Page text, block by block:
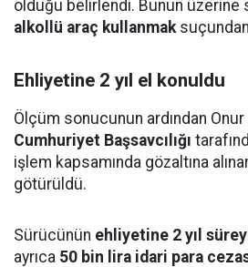
olduğu belirlendi. Bunun üzerine
alkollü araç kullanmaksuçundan
Ehliyetine 2 yıl el konuldu
Ölçüm sonucunun ardından Onur
Cumhuriyet Başsavcılığı
işlem kapsamında gözaltına
götürüldü.
Sürücünün ehliyetine 2 yıl
ayrıca 50 bin lira idari para